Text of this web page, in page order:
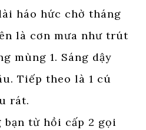
háo hức chờ tháng
là cơn mưa như trút
mùng 1. Sáng dậy
Tiếp theo là 1 cú
rát.
bạn từ hồi cấp 2 gọi